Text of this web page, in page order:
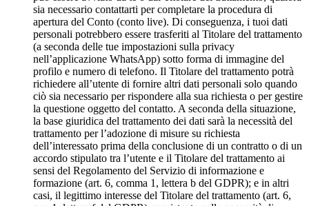
sia necessario contattarti per completare la procedura di
apertura del Conto (conto live). Di conseguenza, i tuoi dati
personali potrebbero essere trasferiti al Titolare del trattamento
(a seconda delle tue impostazioni sulla privacy
nell’applicazione WhatsApp) sotto forma di immagine del
profilo e numero di telefono. Il Titolare del trattamento potrà
richiedere all’utente di fornire altri dati personali solo quando
ciò sia necessario per rispondere alla sua richiesta o per gestire
la questione oggetto del contatto. A seconda della situazione,
la base giuridica del trattamento dei dati sarà la necessità del
trattamento per l’adozione di misure su richiesta
dell’interessato prima della conclusione di un contratto o di un
accordo stipulato tra l’utente e il Titolare del trattamento ai
sensi del Regolamento del Servizio di informazione e
formazione (art. 6, comma 1, lettera b del GDPR); e in altri
casi, il legittimo interesse del Titolare del trattamento (art. 6,